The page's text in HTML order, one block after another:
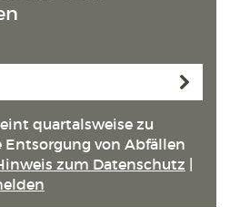
quartals­weise zu
von Abfällen
zum Datenschutz